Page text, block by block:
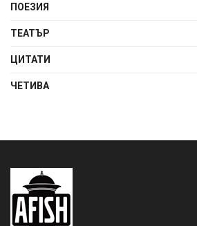
ПОЕЗИЯ
ТЕАТЪР
ЦИТАТИ
ЧЕТИВА